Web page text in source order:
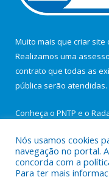
Muito mais que criar site
Realizamos uma
contrato que todas as
pública serão atendidas.
Conheça o PNTP e o
Nós usamos cookies
navegação no portal.
concorda com a
Para ter mais